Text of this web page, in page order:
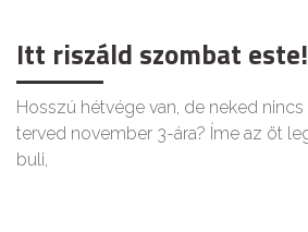
Itt riszáld szombat este!
Hosszú hétvége van, de neked
terved november 3-ára? Íme az öt
buli,